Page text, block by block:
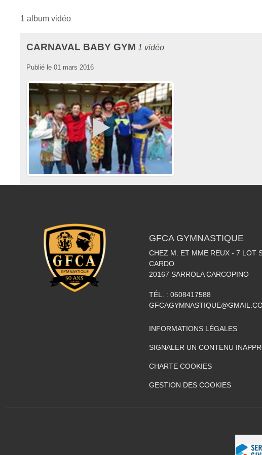
1 album vidéo
CARNAVAL BABY GYM 1 vidéo
Publié le 01 mars 2016
GFCA GYMNASTIQUE
CHEZ M. ET MME REUX - 7 LOT
CARDO
20167 SARROLA CARCOPINO
TÉL. : 0608417588
INFORMATIONS LÉGALES
SIGNALER UN CONTENU
CHARTE COOKIES
GESTION DES COOKIES